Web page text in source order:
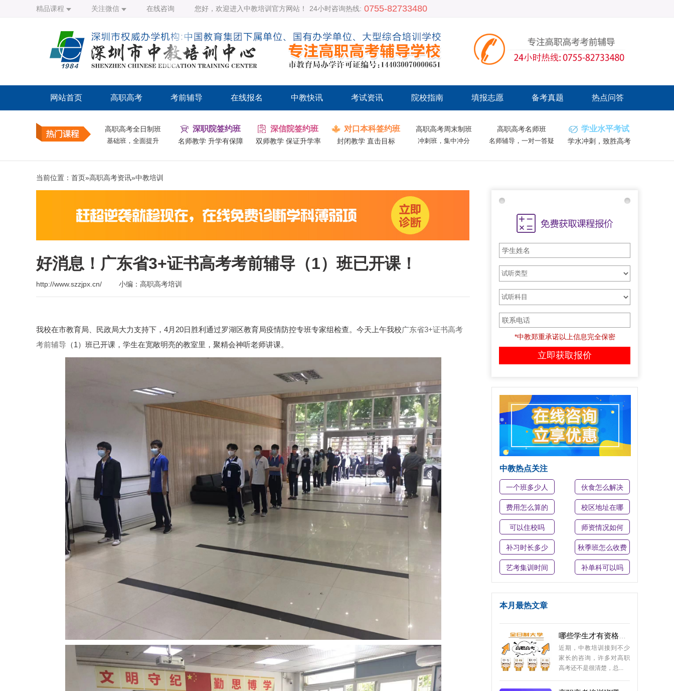
精品课程 关注微信 在线咨询 您好，欢迎进入中教培训官方网站！ 24小时咨询热线: 0755-82733480
网站首页 高职高考 考前辅导 在线报名 中教快讯 考试资讯 院校指南 填报志愿 备考真题 热点问答
高职高考全日制班
基础班，全面提升
深职院签约班
名师教学 升学有保障
深信院签约班
双师教学 保证升学率
对口本科签约班
封闭教学 直击目标
高职高考周末制班
冲刺班，集中冲分
高职高考名师班
名师辅导，一对一答疑
学业水平考试
学水冲刺，致胜高考
当前位置： 首页»高职高考资讯»中教培训
好消息！广东省3+证书高考考前辅导（1）班已开课！
http://www.szzjpx.cn/ 小编：高职高考培训
我校在市教育局、民政局大力支持下，4月20日胜利通过罗湖区教育局疫情防控专班专家组检查。今天上午我校广东省3+证书高考
考前辅导 （1）班已开课，学生在宽敞明亮的教室里，聚精会神听老师讲课。
*中教郑重承诺以上信息完全保密
中教热点关注
一个班多少人 伙食怎么解决
费用怎么算的 校区地址在哪
可以住校吗 师资情况如何
补习时长多少 秋季班怎么收费
艺考集训时间 补单科可以吗
本月最热文章
（一）、招生对象：深圳
各职业学校学生。
（二）、教学内容：语
文、数...
为什么要选择中教培训进行高职高考培训​？
其实对于学生来说，高职
好消息！广东省3+证书高考考前辅导（1）班已开课！
我校在市教育局、民政局
大力支持下，4月20日胜利
通过罗湖区教育局...
2022年高职高考培训中教培训中心光荣榜学员
2022年高职高考培训结束
了，参加我校辅导的学员
家长的咨询，许多对高职
高考还不是很清楚，总...